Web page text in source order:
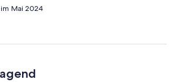
Mai 2024